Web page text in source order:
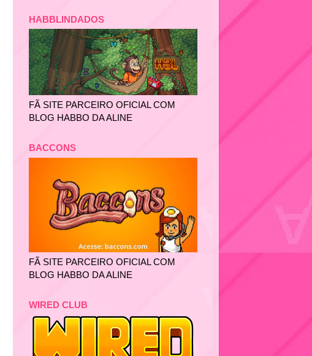
HABBLINDADOS
FÃ SITE PARCEIRO OFICIAL COM
BLOG HABBO DA ALINE
BACCONS
FÃ SITE PARCEIRO OFICIAL COM
BLOG HABBO DA ALINE
WIRED CLUB